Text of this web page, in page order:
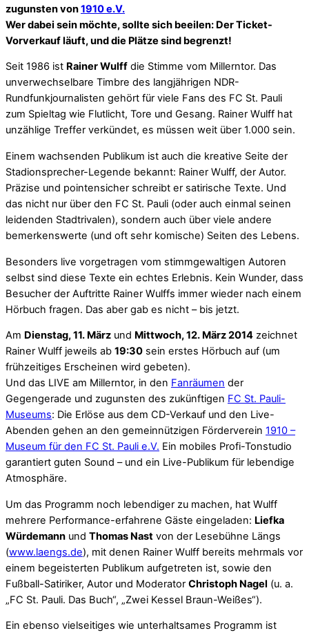
zugunsten von1910 e.V.
Wer dabei sein möchte, sollte sich beeilen: Der Ticket-
Vorverkauf läuft, und die Plätze sind begrenzt!
Seit 1986 ist Rainer Wulff die Stimme vom Millerntor. Das
unverwechselbare Timbre des langjährigen NDR-
Rundfunkjournalisten gehört für viele Fans des FC St. Pauli
zum Spieltag wie Flutlicht, Tore und Gesang. Rainer Wulff hat
unzählige Treffer verkündet, es müssen weit über 1.000 sein.
Einem wachsenden Publikum ist auch die kreative Seite der
Stadionsprecher-Legende bekannt: Rainer Wulff, der Autor.
Präzise und pointensicher schreibt er satirische Texte. Und
das nicht nur über den FC St. Pauli (oder auch einmal seinen
leidenden Stadtrivalen), sondern auch über viele andere
bemerkenswerte (und oft sehr komische) Seiten des Lebens.
Besonders live vorgetragen vom stimmgewaltigen Autoren
selbst sind diese Texte ein echtes Erlebnis. Kein Wunder, dass
Besucher der Auftritte Rainer Wulffs immer wieder nach einem
Hörbuch fragen. Das aber gab es nicht – bis jetzt.
Am Dienstag, 11. März und Mittwoch, 12. März 2014 zeichnet
Rainer Wulff jeweils ab 19:30 sein erstes Hörbuch auf (um
frühzeitiges Erscheinen wird gebeten).
Und das LIVE am Millerntor, in den Fanräumen der
Gegengerade und zugunsten des zukünftigen FC St. Pauli-
Museums: Die Erlöse aus dem CD-Verkauf und den Live-
Abenden gehen an den gemeinnützigen Förderverein 1910 –
Museum für den FC St. Pauli e.V. Ein mobiles Profi-Tonstudio
garantiert guten Sound – und ein Live-Publikum für lebendige
Atmosphäre.
Um das Programm noch lebendiger zu machen, hat Wulff
mehrere Performance-erfahrene Gäste eingeladen: Liefka
Würdemann und Thomas Nast von der Lesebühne Längs
(www.laengs.de), mit denen Rainer Wulff bereits mehrmals vor
einem begeisterten Publikum aufgetreten ist, sowie den
Fußball-Satiriker, Autor und Moderator Christoph Nagel (u. a.
„FC St. Pauli. Das Buch“, „Zwei Kessel Braun-Weißes“).
Ein ebenso vielseitiges wie unterhaltsames Programm ist